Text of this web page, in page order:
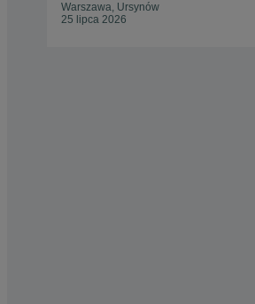
Warszawa, Ursynów
25 lipca 2026